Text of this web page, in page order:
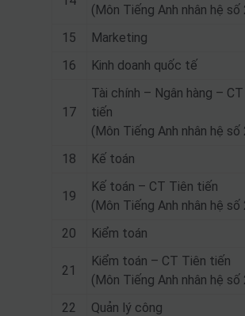
(Môn Tiếng Anh nhân hệ số
15 Marketing
16
Kinh doanh quốc tế
17
Tài chính – Ngân hàng –
tiến
(Môn Tiếng Anh nhân hệ số
18 Kế toán
19
Kế toán – CT Tiên tiến
(Môn Tiếng Anh nhân hệ số
20 Kiểm toán
21
Kiểm toán – CT Tiên tiến
(Môn Tiếng Anh nhân hệ số
22 Quản lý công